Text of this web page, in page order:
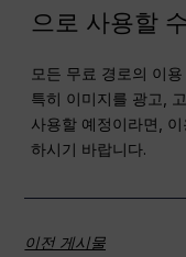
으로 사용할
모든 무료 경로의 이
특히 이미지를 광고,
사용할 예정이라면,
하시기 바랍니다.
이전 게시물